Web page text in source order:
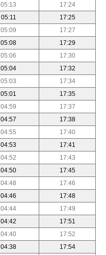
05:13
17:24
05:11
17:25
05:09
17:27
05:08
17:29
05:06
17:30
05:04
17:32
05:03
17:34
05:01
17:35
04:59
17:37
04:57
17:38
04:55
17:40
04:53
17:41
04:52
17:43
04:50
17:45
04:48
17:46
04:46
17:48
04:44
17:49
04:42
17:51
04:40
17:52
04:38
17:54